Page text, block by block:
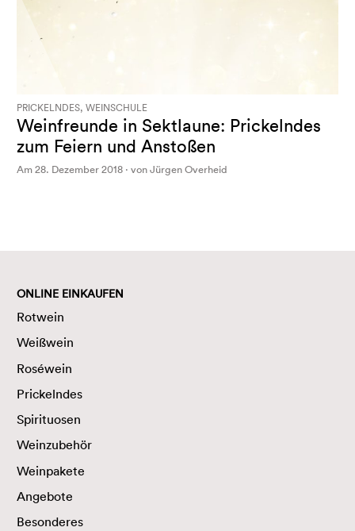
PRICKELNDES, WEINSCHULE
Weinfreunde in Sektlaune: Prickelndes
zum Feiern und Anstoßen
Am 28. Dezember 2018 · von Jürgen Overheid
ONLINE EINKAUFEN
Rotwein
Weißwein
Roséwein
Prickelndes
Spirituosen
Weinzubehör
Weinpakete
Angebote
Besonderes